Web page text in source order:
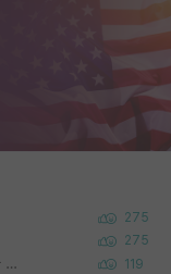
275
275
대학원생들 교수에게 가스라이팅 당한 것은 이해가 갑니다. 안타깝네요. 119